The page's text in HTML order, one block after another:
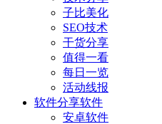
子比美化
SEO技术
干货分享
值得一看
每日一览
活动线报
软件分享软件
安卓软件